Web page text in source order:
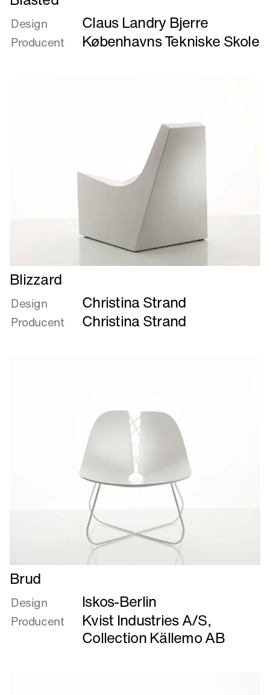
mere
om
Blasted
Design Claus Landry Bjerre
Producent Københavns Tekniske Skole
Læs
mere
om
Blizzard
Blizzard
Design Christina Strand
Producent Christina Strand
Læs
mere
om
Brud
Brud
Design Iskos-Berlin
Producent Kvist Industries A/S,
Collection Källemo AB